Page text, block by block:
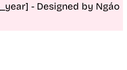
- Designed by Ngáo